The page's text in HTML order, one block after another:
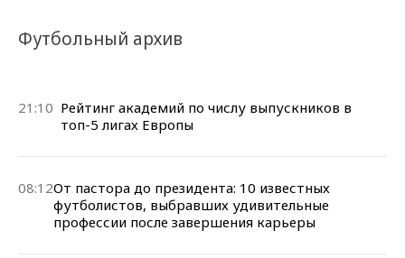
Футбольный архив
21:10 Рейтинг академий по числу выпускников в
топ-5 лигах Европы
08:12От пастора до президента: 10 известных
футболистов, выбравших удивительные
профессии после завершения карьеры